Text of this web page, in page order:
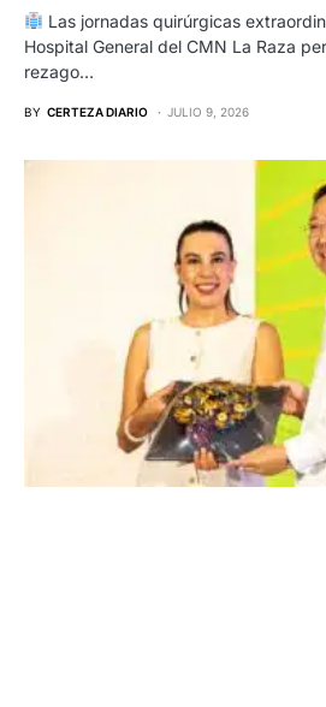
Las jornadas quirúrgicas
Hospital General del CMN La Raza
rezago…
BY CERTEZA DIARIO JULIO 9, 2026